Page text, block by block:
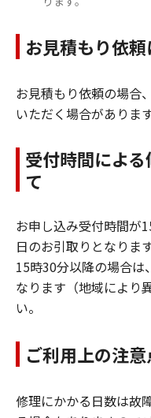
お見積もり依
お見積もり依頼の場合
いただく場合があります
受付時間によ
て
お申し込み受付時間が
日のお引取りとなりま
15時30分以降の場合は
なります（地域により
い。
ご利用上の注意
修理にかかる日数は故